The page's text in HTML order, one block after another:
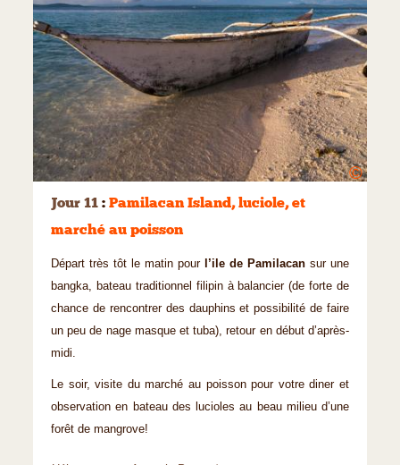
©
Jour 11 : Pamilacan Island, luciole, et
marché au poisson
Départ très tôt le matin pourl’ile de Pamilacan sur une
bangka, bateau traditionnel filipin à balancier (de forte de
chance de rencontrer des dauphins et possibilité de faire
un peu de nage masque et tuba), retour en début d’après-
midi.
Le soir, visite du marché au poisson pour votre diner et
observation en bateau des lucioles au beau milieu d’une
forêt de mangrove!